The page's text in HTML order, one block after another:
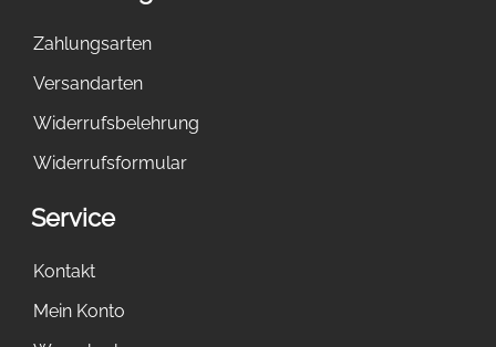
Zahlungsarten
Versandarten
Widerrufsbelehrung
Widerrufsformular
Service
Kontakt
Mein Konto